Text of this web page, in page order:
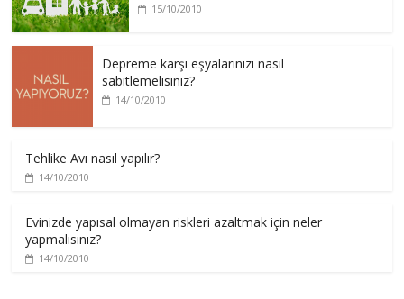
15/10/2010
Depreme karşı eşyalarınızı nasıl
sabitlemelisiniz?
14/10/2010
Tehlike Avı nasıl yapılır?
14/10/2010
Evinizde yapısal olmayan riskleri azaltmak için neler
yapmalısınız?
14/10/2010